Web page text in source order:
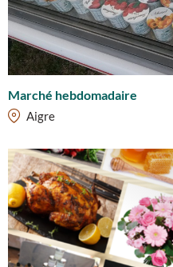
Marché hebdomadaire
Aigre